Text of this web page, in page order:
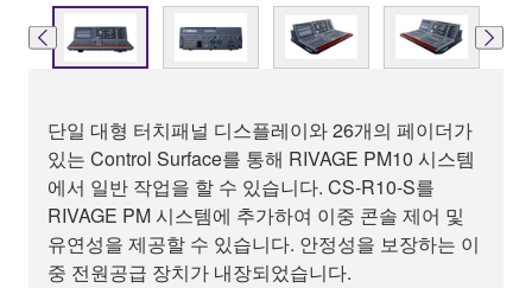
단일 대형 터치패널 디스플레이와 26개의 페이더가
있는 Control Surface를 통해 RIVAGE PM10 시스템
에서 일반 작업을 할 수 있습니다. CS-R10-S를
RIVAGE PM 시스템에 추가하여 이중 콘솔 제어 및
유연성을 제공할 수 있습니다. 안정성을 보장하는 이
중 전원공급 장치가 내장되었습니다.